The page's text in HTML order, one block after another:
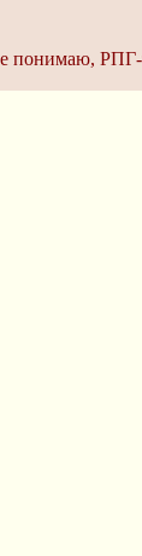
понимаю,